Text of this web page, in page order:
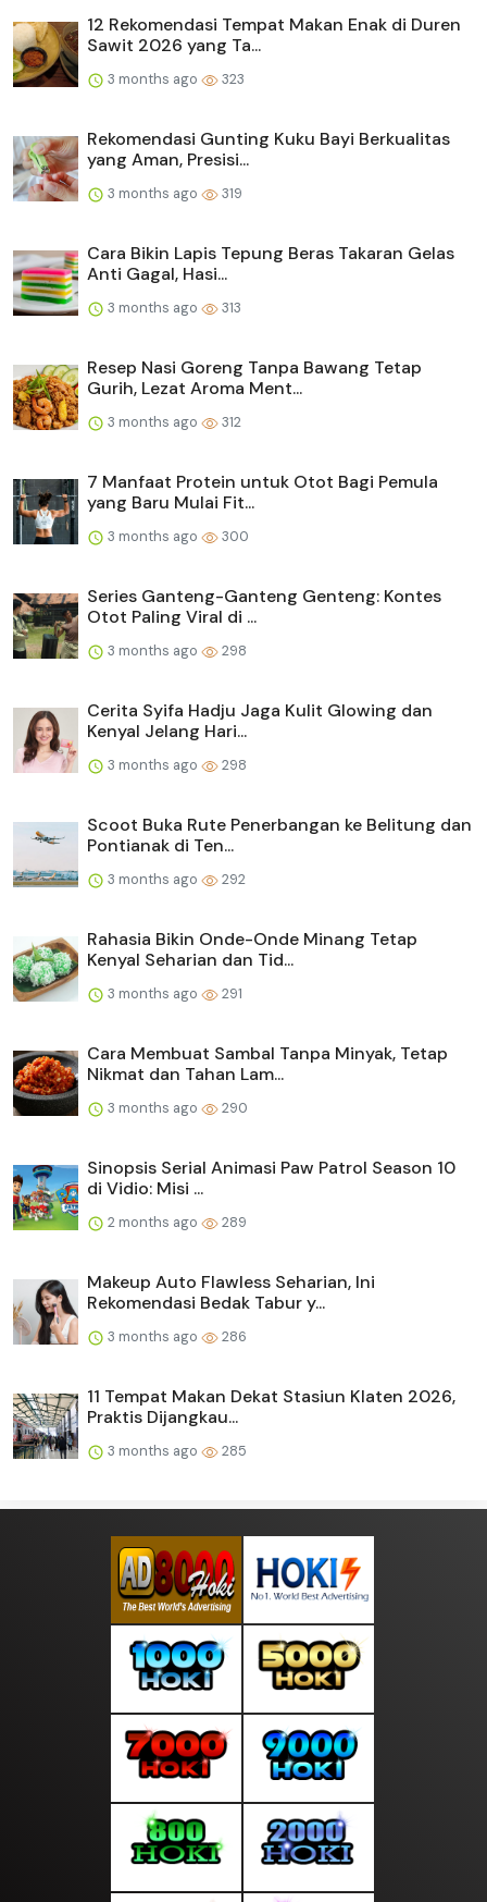
12 Rekomendasi Tempat Makan Enak di Duren
Sawit 2026 yang Ta...
3 months ago 323
Rekomendasi Gunting Kuku Bayi Berkualitas
yang Aman, Presisi...
3 months ago 319
Cara Bikin Lapis Tepung Beras Takaran Gelas
Anti Gagal, Hasi...
3 months ago 313
Resep Nasi Goreng Tanpa Bawang Tetap
Gurih, Lezat Aroma Ment...
3 months ago 312
7 Manfaat Protein untuk Otot Bagi Pemula
yang Baru Mulai Fit...
3 months ago 300
Series Ganteng-Ganteng Genteng: Kontes
Otot Paling Viral di ...
3 months ago 298
Cerita Syifa Hadju Jaga Kulit Glowing dan
Kenyal Jelang Hari...
3 months ago 298
Scoot Buka Rute Penerbangan ke Belitung dan
Pontianak di Ten...
3 months ago 292
Rahasia Bikin Onde-Onde Minang Tetap
Kenyal Seharian dan Tid...
3 months ago 291
Cara Membuat Sambal Tanpa Minyak, Tetap
Nikmat dan Tahan Lam...
3 months ago 290
Sinopsis Serial Animasi Paw Patrol Season 10
di Vidio: Misi ...
2 months ago 289
Makeup Auto Flawless Seharian, Ini
Rekomendasi Bedak Tabur y...
3 months ago 286
11 Tempat Makan Dekat Stasiun Klaten 2026,
Praktis Dijangkau...
3 months ago 285